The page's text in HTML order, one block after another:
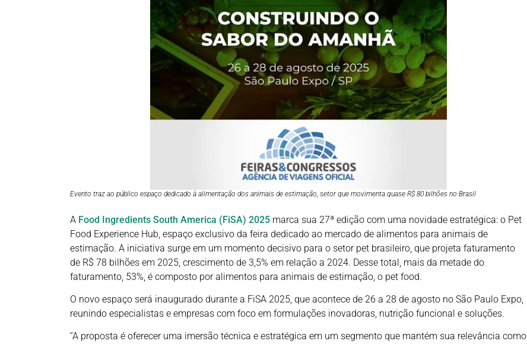
Evento traz ao público espaço dedicado à alimentação dos animais de estimação, setor que movimenta quase R$ 80 bilhões no Brasil
A Food Ingredients South America (FiSA) 2025marca sua 27ª edição com uma novidade estratégica: o Pet
Food Experience Hub, espaço exclusivo da feira dedicado ao mercado de alimentos para animais de
estimação. A iniciativa surge em um momento decisivo para o setor pet brasileiro, que projeta faturamento
de R$ 78 bilhões em 2025, crescimento de 3,5% em relação a 2024. Desse total, mais da metade do
faturamento, 53%, é composto por alimentos para animais de estimação, o pet food.
O novo espaço será inaugurado durante a FiSA 2025, que acontece de 26 a 28 de agosto no São Paulo Expo,
reunindo especialistas e empresas com foco em formulações inovadoras, nutrição funcional e soluções.
“A proposta é oferecer uma imersão técnica e estratégica em um segmento que mantém sua relevância como